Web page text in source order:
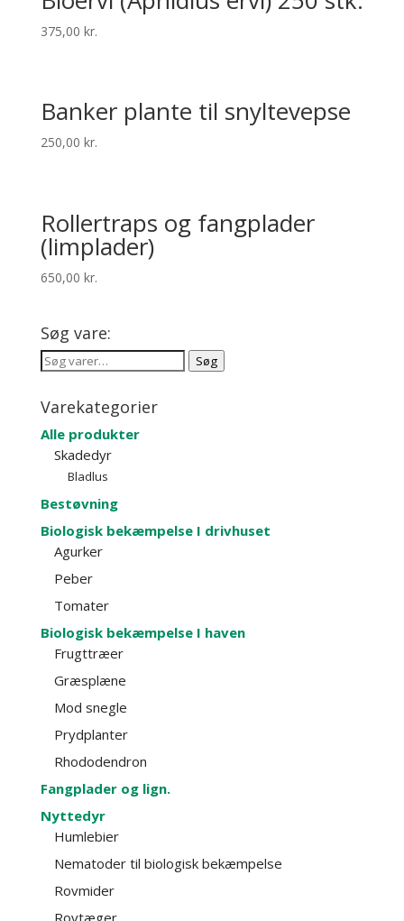
375,00 kr.
Banker plante til snyltevepse
250,00 kr.
Rollertraps og fangplader
(limplader)
650,00 kr.
Søg vare:
Søg
Søg
Varekategorier
Alle produkter
Skadedyr
Bladlus
Bestøvning
Biologisk bekæmpelse I drivhuset
Agurker
Peber
Tomater
Biologisk bekæmpelse I haven
Frugttræer
Græsplæne
Mod snegle
Prydplanter
Rhododendron
Fangplader og lign.
Nyttedyr
Humlebier
Nematoder til biologisk bekæmpelse
Rovmider
Rovtæger